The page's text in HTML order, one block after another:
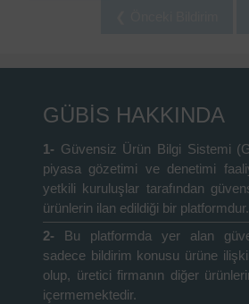
GÜBİS HAKKINDA
1- Güvensiz Ürün Bilgi Sistemi
piyasa gözetimi ve denetimi
yetkili kuruluşlar tarafından
ürünlerin ilan edildiği bir platformdur.
2-
Bu platformda yer alan
sadece bildirim konusu ürüne
olup, üretici firmanın diğer
içermemektedir.